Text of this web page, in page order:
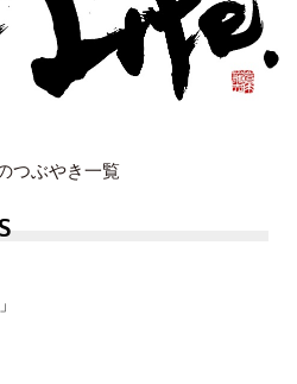
つぶやき一覧